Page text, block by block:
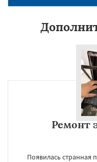
Ремонт
Появилась странная